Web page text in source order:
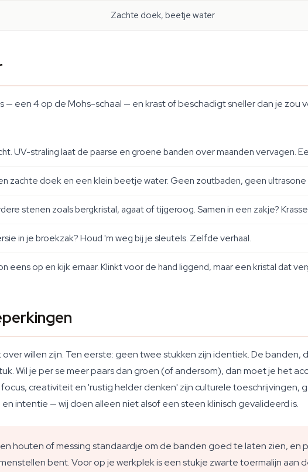
Zachte doek, beetje water
— een 4 op de Mohs-schaal — en krast of beschadigt sneller dan je
UV-straling laat de paarse en groene banden over maanden vervagen.
zachte doek en een klein beetje water. Geen zoutbaden, geen
stenen zoals bergkristal, agaat of tijgeroog. Samen in een zakje?
in je broekzak? Houd 'm weg bij je sleutels. Zelfde verhaal.
eens op en kijk ernaar. Klinkt voor de hand liggend, maar een kristal dat
over willen zijn. Ten eerste: geen twee stukken zijn identiek. De
Wil je per se meer paars dan groen (of andersom), dan moet je het
creativiteit en 'rustig helder denken' zijn culturele
intentie — wij doen alleen niet alsof een steen klinisch gevalideerd is.
houten of messing standaardje om de banden goed te laten zien, en
bent. Voor op je werkplek is een stukje zwarte toermalijn aan